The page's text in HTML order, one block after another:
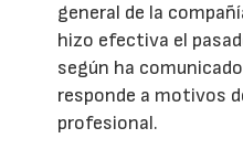
general de la
hizo efectiva el
según ha
responde a motivos
profesional.